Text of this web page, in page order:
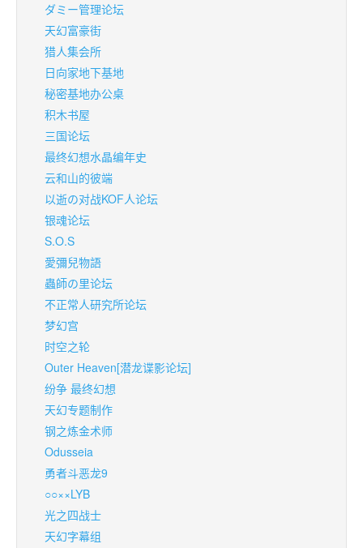
ダミー管理论坛
天幻富豪街
猎人集会所
日向家地下基地
秘密基地办公桌
积木书屋
三国论坛
最终幻想水晶编年史
云和山的彼端
以逝の对战KOF人论坛
银魂论坛
S.O.S
愛彌兒物語
蟲師の里论坛
不正常人研究所论坛
梦幻宫
时空之轮
Outer Heaven[潜龙谍影论坛]
纷争 最终幻想
天幻专题制作
钢之炼金术师
Odusseia
勇者斗恶龙9
○○××LYB
光之四战士
天幻字幕组